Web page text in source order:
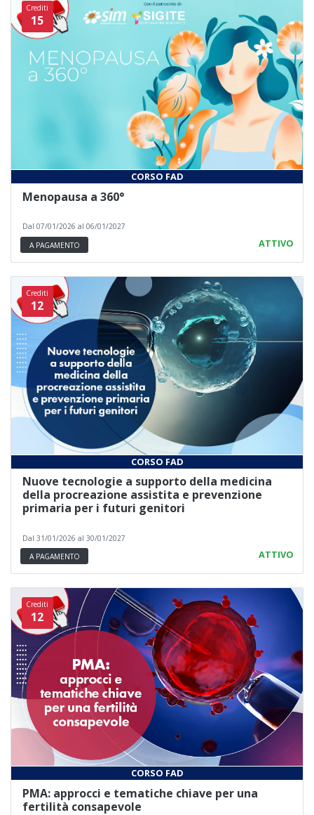
Crediti
15
CORSO FAD
Menopausa a 360°
Dal 07/01/2026 al 06/01/2027
A PAGAMENTO
ATTIVO
Crediti
12
CORSO FAD
Nuove tecnologie a supporto della medicina
della procreazione assistita e prevenzione
primaria per i futuri genitori
Dal 31/01/2026 al 30/01/2027
A PAGAMENTO
ATTIVO
Crediti
12
CORSO FAD
PMA: approcci e tematiche chiave per una
fertilità consapevole